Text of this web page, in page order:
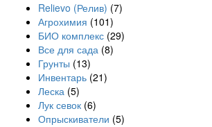
Relievo (Релив) (7)
Агрохимия (101)
БИО комплекс (29)
Все для сада (8)
Грунты (13)
Инвентарь (21)
Леска (5)
Лук севок (6)
Опрыскиватели (5)